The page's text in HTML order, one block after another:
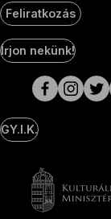
Feliratkozás
Social
Media
oldalak
Írjon nekünk!
GY.I.K.